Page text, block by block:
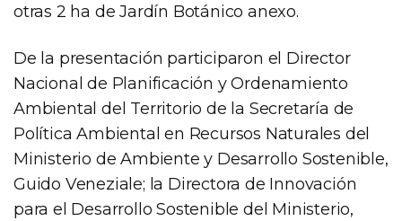
otras 2 ha de Jardín Botánico anexo.
De la presentación participaron el Director
Nacional de Planificación y Ordenamiento
Ambiental del Territorio de la Secretaría de
Política Ambiental en Recursos Naturales del
Ministerio de Ambiente y Desarrollo Sostenible,
Guido Veneziale; la Directora de Innovación
para el Desarrollo Sostenible del Ministerio,